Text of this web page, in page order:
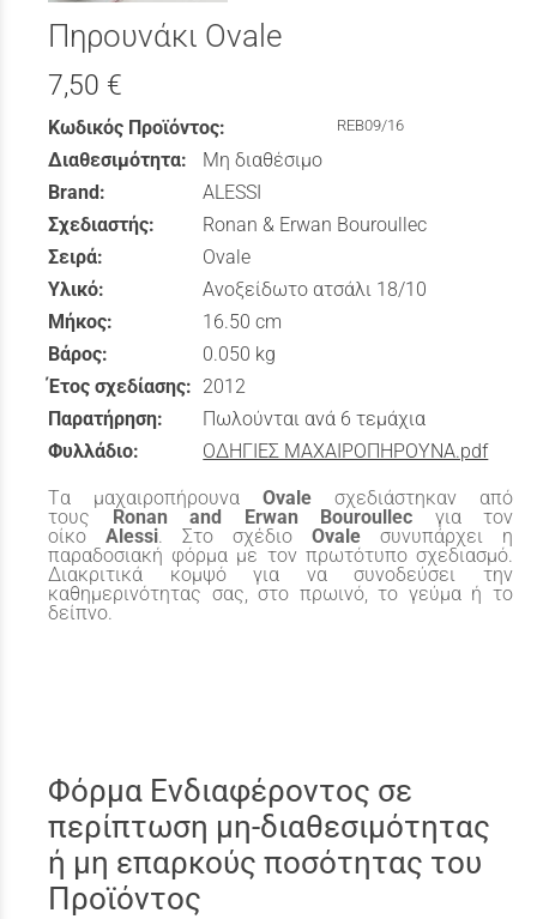
Πηρουνάκι Ovale
7,50 €
Κωδικός Προϊόντος: REB09/16
Διαθεσιμότητα:
Μη διαθέσιμο
Brand:
ALESSI
Σχεδιαστής:
Ronan & Erwan Bouroullec
Σειρά:
Ovale
Υλικό:
Ανοξείδωτο ατσάλι 18/10
Μήκος:
16.50 cm
Βάρος:
0.050 kg
Έτος σχεδίασης: 2012
Παρατήρηση:
Πωλούνται ανά 6 τεμάχια
Φυλλάδιο:
ΟΔΗΓΙΕΣ ΜΑΧΑΙΡΟΠΗΡΟΥΝΑ.pdf
Tα μαχαιροπήρουνα Ovale σχεδιάστηκαν από
τους Ronan and Erwan Bouroullec για τον
οίκο Alessi. Στο σχέδιο Ovale συνυπάρχει η
παραδοσιακή φόρμα με τον πρωτότυπο σχεδιασμό.
Διακριτικά κομψό για να συνοδεύσει την
καθημερινότητας σας, στο πρωινό, το γεύμα ή το
δείπνο.
Φόρμα Ενδιαφέροντος σε
περίπτωση μη-διαθεσιμότητας
ή μη επαρκούς ποσότητας του
Προϊόντος